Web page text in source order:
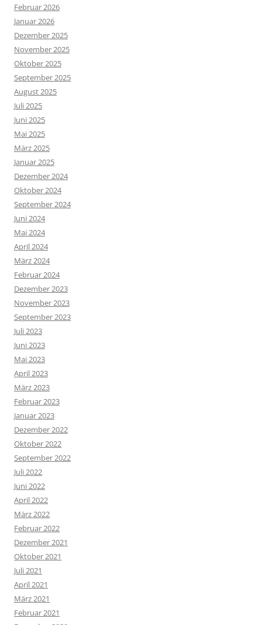
Februar 2026
Januar 2026
Dezember 2025
November 2025
Oktober 2025
September 2025
August 2025
Juli 2025
Juni 2025
Mai 2025
März 2025
Januar 2025
Dezember 2024
Oktober 2024
September 2024
Juni 2024
Mai 2024
April 2024
März 2024
Februar 2024
Dezember 2023
November 2023
September 2023
Juli 2023
Juni 2023
Mai 2023
April 2023
März 2023
Februar 2023
Januar 2023
Dezember 2022
Oktober 2022
September 2022
Juli 2022
Juni 2022
April 2022
März 2022
Februar 2022
Dezember 2021
Oktober 2021
Juli 2021
April 2021
März 2021
Februar 2021